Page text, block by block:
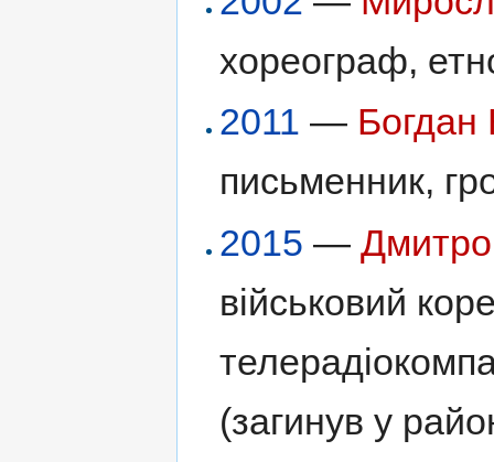
хореограф,
2011 — Богдан
письменник,
2015 —Дмитро
військовий
(загинув у